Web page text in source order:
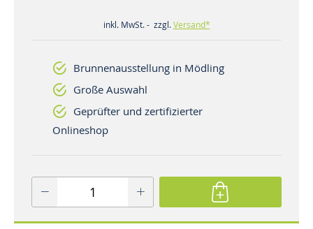
inkl. MwSt. - zzgl.Versand*
Brunnenausstellung in Mödling
Große Auswahl
Geprüfter und zertifizierter
Onlineshop